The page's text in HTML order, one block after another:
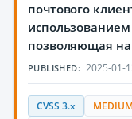
почтового
позволяющая
PUBLISHED: 2025-01-
CVSS 3.x